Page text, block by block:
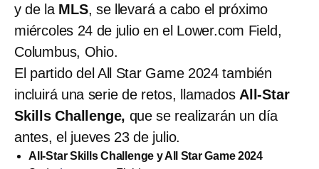
y de la MLS, se llevará a cabo el próximo
miércoles 24 de julio en el Lower.com Field,
Columbus, Ohio.
El partido del All Star Game 2024 también
incluirá una serie de retos, llamados All-Star
Skills Challenge, que se realizarán un día
antes, el jueves 23 de julio.
All-Star Skills Challenge y All Star Game 2024